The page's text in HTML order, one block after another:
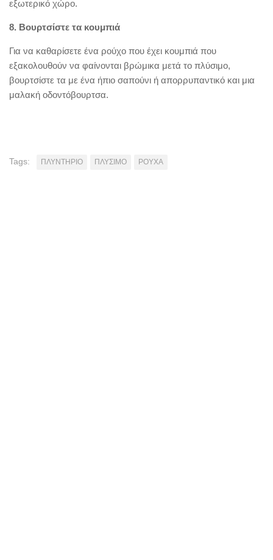
εξωτερικό χώρο.
8. Βουρτσίστε τα κουμπιά
Για να καθαρίσετε ένα ρούχο που έχει κουμπιά που
εξακολουθούν να φαίνονται βρώμικα μετά το πλύσιμο,
βουρτσίστε τα με ένα ήπιο σαπούνι ή απορρυπαντικό και μια
μαλακή οδοντόβουρτσα.
Tags: ΠΛΥΝΤΗΡΙΟ ΠΛΥΣΙΜΟ ΡΟΥΧΑ